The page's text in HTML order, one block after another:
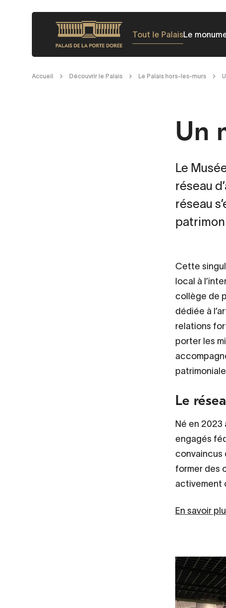
principal
Tout le PalaisLe
Fil
Accueil Découvrir le Palais Le Palais hors-les-murs
Un
Le
réseau
réseau
Cette
local à
collège de
dédiée à
relations
porter les
Le
Né en 2023
engagés
convaincus
former des
activement
En savoir